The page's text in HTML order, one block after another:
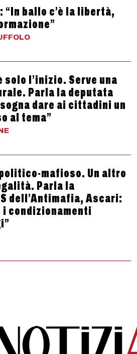
ballo c’è la libertà,
solo l’inizio. Serve una
Parla la deputata
dare ai cittadini un
al tema”
mafioso. Un altro
Parla la
dell’Antimafia, Ascari:
i condizionamenti